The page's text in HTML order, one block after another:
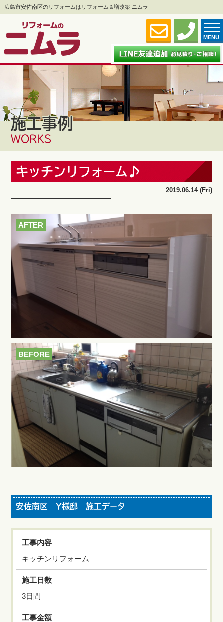
広島市安佐南区のリフォームはリフォーム＆増改築 ニムラ
MENU
施工事例
WORKS
キッチンリフォーム♪
2019.06.14 (Fri)
AFTER
BEFORE
安佐南区 Y様邸 施工データ
工事内容
キッチンリフォーム
施工日数
3日間
工事金額